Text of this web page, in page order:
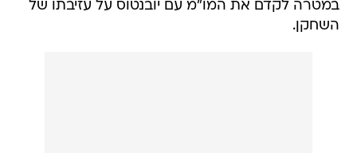
במטרה לקדם את המו"מ עם יובנטוס על עזיבתו של
השחקן.